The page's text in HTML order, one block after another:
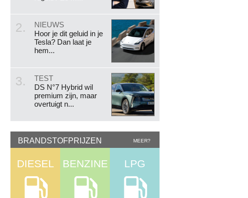
2.
NIEUWS
Hoor je dit geluid in je
Tesla? Dan laat je
hem...
3.
TEST
DS N°7 Hybrid wil
premium zijn, maar
overtuigt n...
BRANDSTOFPRIJZEN MEER?
DIESEL BENZINE LPG